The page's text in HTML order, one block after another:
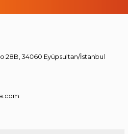
34060 Eyüpsultan/İstanbul